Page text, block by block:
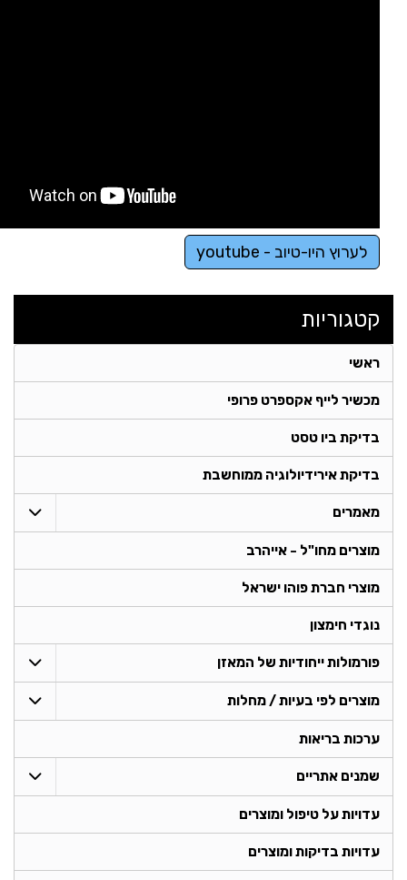
לערוץ היו-טיוב - youtube
קטגוריות
ראשי
מכשיר לייף אקספרט פרופי
בדיקת ביו טסט
בדיקת אירידיולוגיה ממוחשבת
מאמרים
מוצרים מחו"ל - אייהרב
מוצרי חברת פוהו ישראל
נוגדי חימצון
פורמולות ייחודיות של המאזן
מוצרים לפי בעיות / מחלות
ערכות בריאות
שמנים אתריים
עדויות על טיפול ומוצרים
עדויות בדיקות ומוצרים